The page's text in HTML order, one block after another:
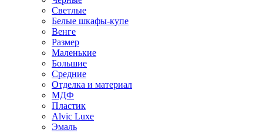
Светлые
Белые шкафы-купе
Венге
Размер
Маленькие
Большие
Средние
Отделка и материал
МДФ
Пластик
Alvic Luxe
Эмаль